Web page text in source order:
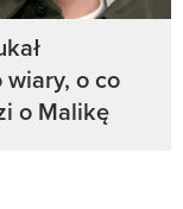
wiary, o co
o Malikę